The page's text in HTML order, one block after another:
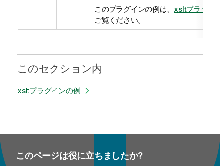
このプラグインの例は、 xsltプラグイ
ご覧ください。
このセクション内
xsltプラグインの例
このページは役に立ちましたか?